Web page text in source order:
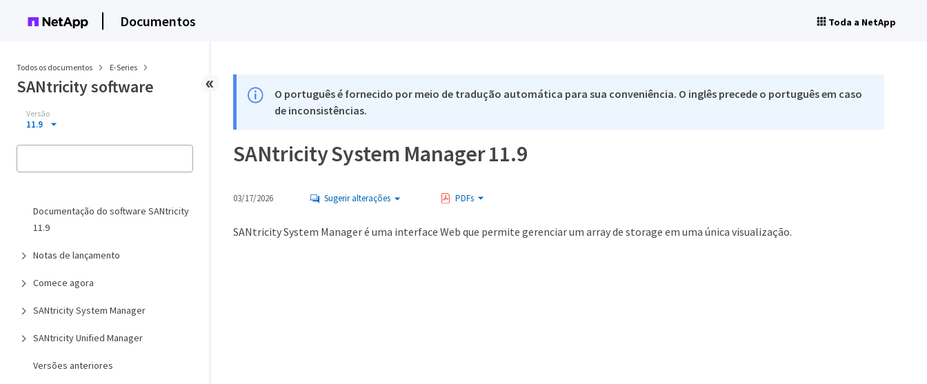
Documentos Toda a NetApp
Todos os documentos E-Series
SANtricity software
Versão
11.9
Documentação do software SANtricity
11.9
Notas de lançamento
Comece agora
SANtricity System Manager
SANtricity Unified Manager
Versões anteriores
O português é fornecido por meio de tradução automática para sua conveniência. O inglês precede o português em caso
de inconsistências.
SANtricity System Manager 11.9
03/17/2026 Sugerir alterações PDFs
SANtricity System Manager é uma interface Web que permite gerenciar um array de storage em uma única visualização.